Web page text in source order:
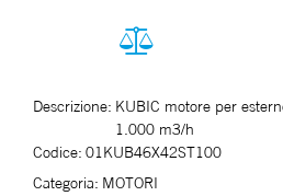
Descrizione: KUBIC motore per
1.000 m3/h
Codice: 01KUB46X42ST100
Categoria: MOTORI